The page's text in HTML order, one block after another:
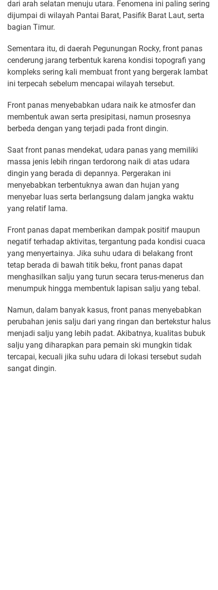
dari arah selatan menuju utara. Fenomena ini paling sering
dijumpai di wilayah Pantai Barat, Pasifik Barat Laut, serta
bagian Timur.
Sementara itu, di daerah Pegunungan Rocky, front panas
cenderung jarang terbentuk karena kondisi topografi yang
kompleks sering kali membuat front yang bergerak lambat
ini terpecah sebelum mencapai wilayah tersebut.
Front panas menyebabkan udara naik ke atmosfer dan
membentuk awan serta presipitasi, namun prosesnya
berbeda dengan yang terjadi pada front dingin.
Saat front panas mendekat, udara panas yang memiliki
massa jenis lebih ringan terdorong naik di atas udara
dingin yang berada di depannya. Pergerakan ini
menyebabkan terbentuknya awan dan hujan yang
menyebar luas serta berlangsung dalam jangka waktu
yang relatif lama.
Front panas dapat memberikan dampak positif maupun
negatif terhadap aktivitas, tergantung pada kondisi cuaca
yang menyertainya. Jika suhu udara di belakang front
tetap berada di bawah titik beku, front panas dapat
menghasilkan salju yang turun secara terus-menerus dan
menumpuk hingga membentuk lapisan salju yang tebal.
Namun, dalam banyak kasus, front panas menyebabkan
perubahan jenis salju dari yang ringan dan bertekstur halus
menjadi salju yang lebih padat. Akibatnya, kualitas bubuk
salju yang diharapkan para pemain ski mungkin tidak
tercapai, kecuali jika suhu udara di lokasi tersebut sudah
sangat dingin.